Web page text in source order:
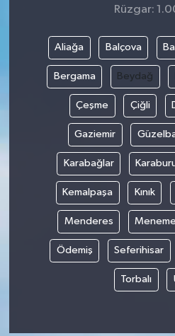
Rüzgar:
Aliağa Balçova
Bergama Beydağ
Çeşme Çiğli
Gaziemir
Karabağlar
Kemalpaşa Kınık
Menderes
Ödemiş Seferihisar
Torbalı
Video